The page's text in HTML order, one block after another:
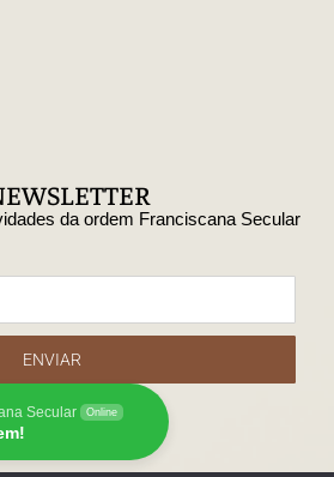
da ordem Franciscana Secular
ENVIAR
Secular Online